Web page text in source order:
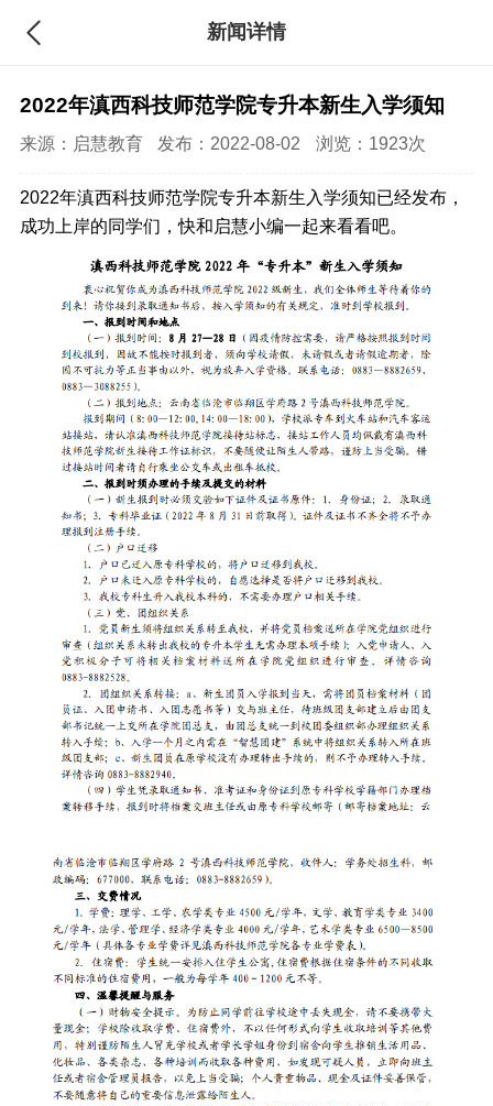
新闻详情
2022年滇西科技师范学院专升本新生入学须知
来源： 启慧教育 发布：2022-08-02 浏览：1923次
2022年滇西科技师范学院专升本新生入学须知已经发布，
成功上岸的同学们，快和启慧小编一起来看看吧。